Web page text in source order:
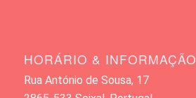
HORÁRIO & INFORMAÇÃO
Rua António de Sousa, 17